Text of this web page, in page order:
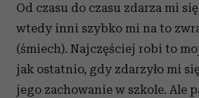
Od czasu do czasu zdarza mi
wtedy inni szybko mi na to
(śmiech). Najczęściej robi to
jak ostatnio, gdy zdarzyło mi
jego zachowanie w szkole. Ale